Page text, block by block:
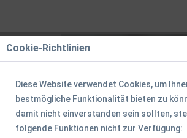
Cookie-Richtlinien
Diese Website verwendet Cookies, um
bestmögliche Funktionalität bieten zu
damit nicht einverstanden sein sollten,
folgende Funktionen nicht zur Verfügung: